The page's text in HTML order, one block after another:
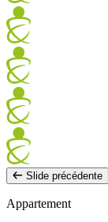
Slide précédente
Appartement